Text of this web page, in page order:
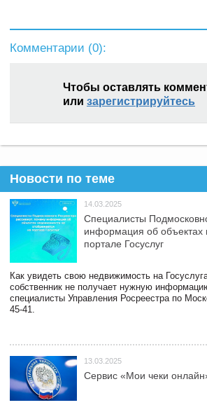
Комментарии (0):
Чтобы оставлять
или зарегистрируйтесь
Новости по теме
14.03.2025
Специалисты
информация об объектах
портале Госуслуг
Как увидеть свою недвижимость на
собственник не получает нужную
специалисты Управления Росреестра по
45-41.
13.03.2025
Сервис «Мои чеки